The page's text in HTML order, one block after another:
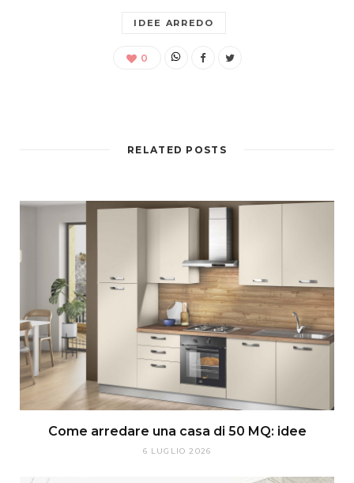
IDEE ARREDO
0
RELATED POSTS
Come arredare una casa di 50 MQ: idee
6 LUGLIO 2026